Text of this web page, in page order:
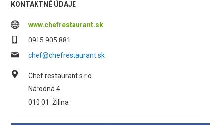
KONTAKTNÉ ÚDAJE
www.chefrestaurant.sk
0915 905 881
chef@chefrestaurant.sk
Chef restaurant s.r.o.
Národná 4
010 01 Žilina